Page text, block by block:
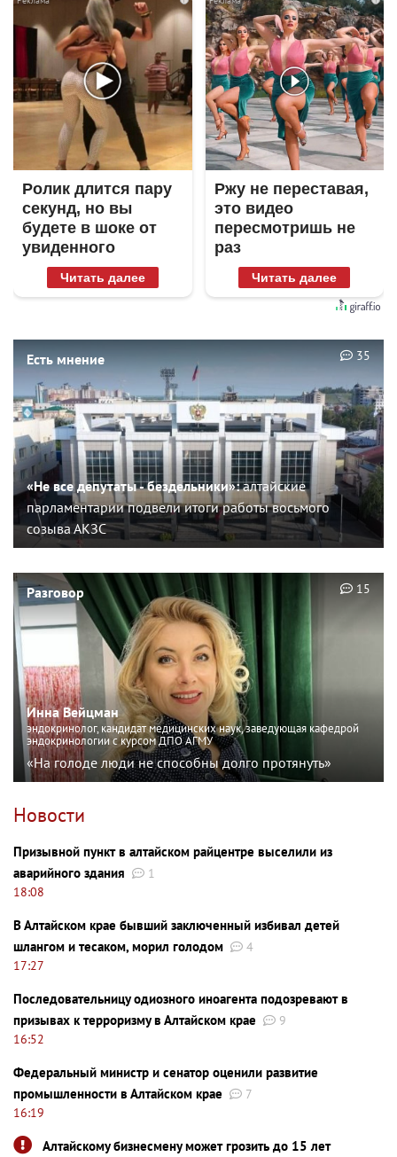
Ролик длится пару
секунд, но вы
будете в шоке от
увиденного
Читать далее
Ржу не переставая,
это видео
пересмотришь не
раз
Читать далее
Есть мнение
«Не все депутаты - бездельники»:алтайские
парламентарии подвели итоги работы восьмого
созыва АКЗС
35
Разговор
Инна Вейцман
эндокринолог, кандидат медицинских наук, заведующая кафедрой
эндокринологии с курсом ДПО АГМУ
«На голоде люди не способны долго протянуть»
15
Новости
Призывной пункт в алтайском райцентре выселили из
аварийного здания
1
18:08
В Алтайском крае бывший заключенный избивал детей
шлангом и тесаком, морил голодом
4
17:27
Последовательницу одиозного иноагента подозревают в
призывах к терроризму в Алтайском крае
9
16:52
Федеральный министр и сенатор оценили развитие
промышленности в Алтайском крае
7
16:19
Алтайскому бизнесмену может грозить до 15 лет